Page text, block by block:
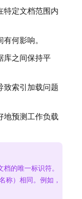
特定文档范围内
何影响。
库之间保持平
致索引加载问题
地预测工作负载
档的唯一标识符。
称）相同。例如，